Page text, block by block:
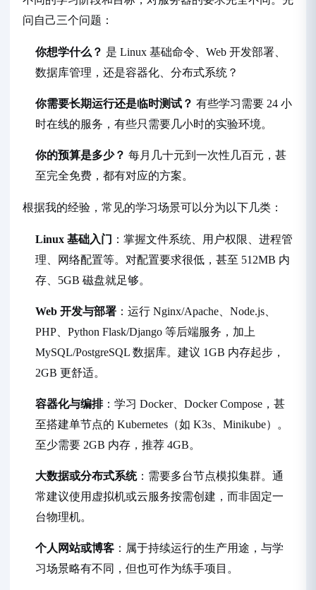
问自己三个问题：
你想学什么？ 是 Linux 基础命令、Web 开发部署、
数据库管理，还是容器化、分布式系统？
你需要长期运行还是临时测试？ 有些学习需要 24 小
时在线的服务，有些只需要几小时的实验环境。
你的预算是多少？ 每月几十元到一次性几百元，甚
至完全免费，都有对应的方案。
根据我的经验，常见的学习场景可以分为以下几类：
Linux 基础入门 ：掌握文件系统、用户权限、进程管
理、网络配置等。对配置要求很低，甚至 512MB 内
存、5GB 磁盘就足够。
Web 开发与部署 ：运行 Nginx/Apache、Node.js、
PHP、Python Flask/Django 等后端服务，加上
MySQL/PostgreSQL 数据库。建议 1GB 内存起步，
2GB 更舒适。
容器化与编排：学习 Docker、Docker Compose，甚
至搭建单节点的 Kubernetes（如 K3s、Minikube）。
至少需要 2GB 内存，推荐 4GB。
大数据或分布式系统：需要多台节点模拟集群。通
常建议使用虚拟机或云服务按需创建，而非固定一
台物理机。
个人网站或博客 ：属于持续运行的生产用途，与学
习场景略有不同，但也可作为练手项目。